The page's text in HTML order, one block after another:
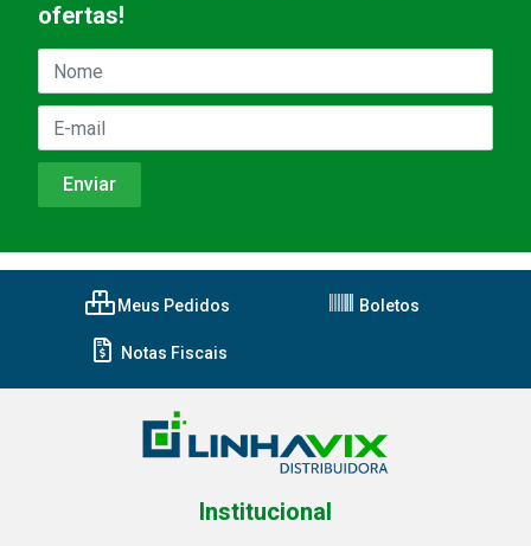
ofertas!
Meus Pedidos Boletos
Notas Fiscais
Institucional